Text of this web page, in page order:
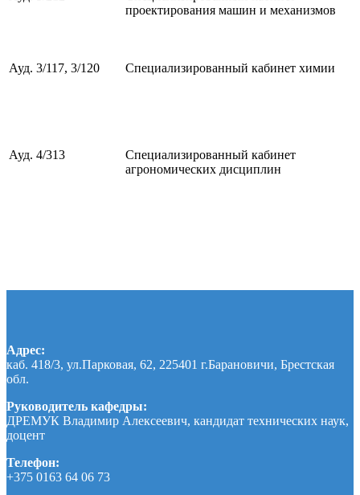
проектирования машин и механизмов
Ауд. 3/117, 3/120 Специализированный кабинет химии
Ауд. 4/313
Специализированный кабинет
агрономических дисциплин
Адрес:
каб. 418/3, ул.Парковая, 62, 225401 г.Барановичи, Брестская
обл.
Руководитель кафедры:
ДРЕМУК Владимир Алексеевич, кандидат технических наук,
доцент
Телефон:
+375 0163 64 06 73